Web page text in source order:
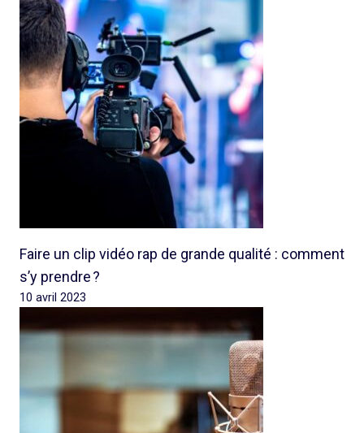
Faire un clip vidéo rap de grande qualité : comment
s’y prendre ?
10 avril 2023